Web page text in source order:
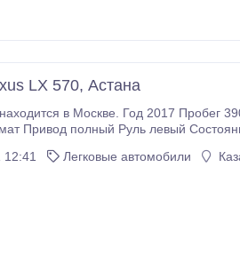
LX 570, Астана
в Москве. Год 2017 Пробег
Привод полный Руль левый
12:41
Легковые автомобили